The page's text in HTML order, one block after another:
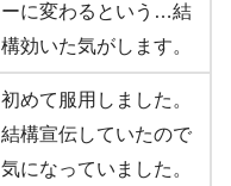
ーに変わるという…結
構効いた気がします。
初めて服用しました。
結構宣伝していたので
気になっていました。